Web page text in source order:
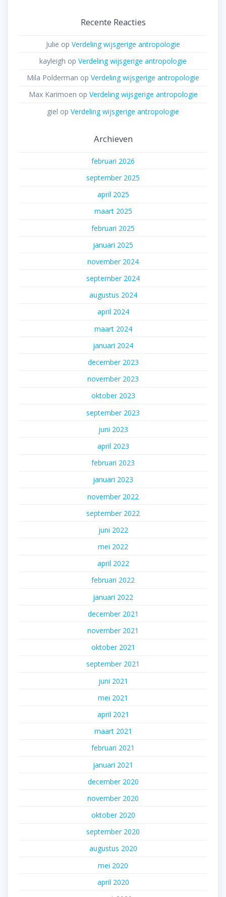
Recente Reacties
Julie op Verdeling wijsgerige antropologie
kayleigh op Verdeling wijsgerige antropologie
Mila Polderman op Verdeling wijsgerige antropologie
Max Karimoen op Verdeling wijsgerige antropologie
giel op Verdeling wijsgerige antropologie
Archieven
februari 2026
september 2025
april 2025
maart 2025
februari 2025
januari 2025
november 2024
september 2024
augustus 2024
april 2024
maart 2024
januari 2024
december 2023
november 2023
oktober 2023
september 2023
juni 2023
april 2023
februari 2023
januari 2023
november 2022
september 2022
juni 2022
mei 2022
april 2022
februari 2022
januari 2022
december 2021
november 2021
oktober 2021
september 2021
juni 2021
mei 2021
april 2021
maart 2021
februari 2021
januari 2021
december 2020
november 2020
oktober 2020
september 2020
augustus 2020
mei 2020
april 2020